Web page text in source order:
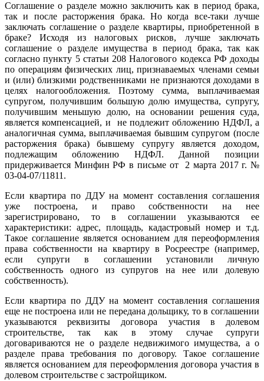
Соглашение о разделе можно заключить как в период брака,
так и после расторжения брака. Но когда все-таки лучше
заключать соглашение о разделе квартиры, приобретенной в
браке? Исходя из налоговых рисков, лучше заключать
соглашение о разделе имущества в период брака, так как
согласно пункту 5 статьи 208 Налогового кодекса РФ доходы
по операциям физических лиц, признаваемых членами семьи
и (или) близкими родственниками не признаются доходами в
целях налогообложения. Поэтому сумма, выплачиваемая
супругом, получившим большую долю имущества, супругу,
получившим меньшую долю, на основании решения суда,
является компенсацией, и не подлежит обложению НДФЛ, а
аналогичная сумма, выплачиваемая бывшим супругом (после
расторжения брака) бывшему супругу является доходом,
подлежащим обложению НДФЛ. Данной позиции
придерживается Минфин РФ в письме от 2 марта 2017 г. №
03-04-07/11811.
Если квартира по ДДУ на момент составления соглашения
уже построена, и право собственности на нее
зарегистрировано, то в соглашении указываются ее
характеристики: адрес, площадь, кадастровый номер и т.д.
Такое соглашение является основанием для переоформления
права собственности на квартиру в Росреестре (например,
если супруги в соглашении установили личную
собственность одного из супругов на нее или долевую
собственность).
Если квартира по ДДУ на момент составления соглашения
еще не построена или не передана дольщику, то в соглашении
указываются реквизиты договора участия в долевом
строительстве, так как в этому случае супруги
договариваются не о разделе недвижимого имущества, а о
разделе права требования по договору. Такое соглашение
является основанием для переоформления договора участия в
долевом строительстве с застройщиком.